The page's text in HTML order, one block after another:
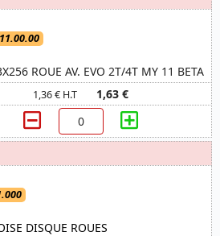
ROUE AV. EVO 2T/4T MY 11 BETA
1,36 € H.T 1,63 €
DISQUE ROUES